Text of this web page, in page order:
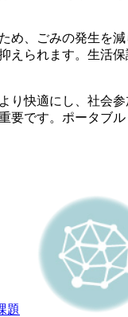
め、ごみの発生を
えられます。生活
り快適にし、社会
要です。ポータブ
題